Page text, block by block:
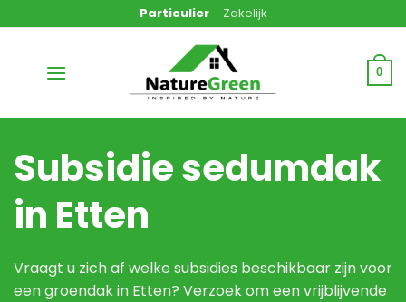
naar
Particulier Zakelijk
0
Subsidie sedumdak
in Etten
Vraagt u zich af welke subsidies beschikbaar zijn voor
een groendak in Etten? Verzoek om een vrijblijvende